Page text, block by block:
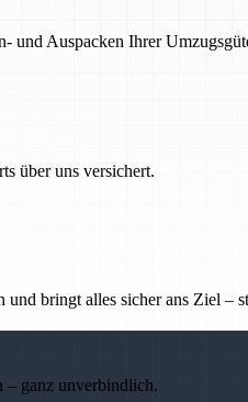
und Auspacken Ihrer
über uns versichert.
bringt alles sicher ans Ziel –
– ganz unverbindlich.